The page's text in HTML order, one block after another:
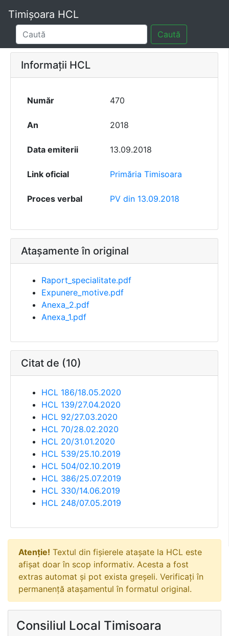
Timișoara HCL
Caută
Informații HCL
Număr 470
An 2018
Data emiterii 13.09.2018
Link oficial Primăria Timisoara
Proces verbal PV din 13.09.2018
Atașamente în original
Raport_specialitate.pdf
Expunere_motive.pdf
Anexa_2.pdf
Anexa_1.pdf
Citat de (10)
HCL 186/18.05.2020
HCL 139/27.04.2020
HCL 92/27.03.2020
HCL 70/28.02.2020
HCL 20/31.01.2020
HCL 539/25.10.2019
HCL 504/02.10.2019
HCL 386/25.07.2019
HCL 330/14.06.2019
HCL 248/07.05.2019
Atenție! Textul din fișierele atașate la HCL este
afișat doar în scop informativ. Acesta a fost
extras automat și pot exista greșeli. Verificați în
permanență atașamentul în formatul original.
Consiliul Local Timisoara